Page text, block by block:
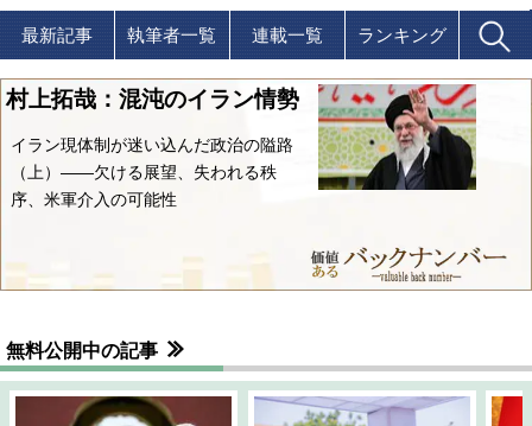
最新記事 執筆者一覧 連載一覧 ランキング
村上拓哉：混沌のイラン情勢
イラン現体制が迷い込んだ政治の隘路
（上）――欠ける展望、失われる秩
序、米軍介入の可能性
無料公開中の記事